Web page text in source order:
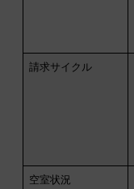
請求サイクル
空室状況